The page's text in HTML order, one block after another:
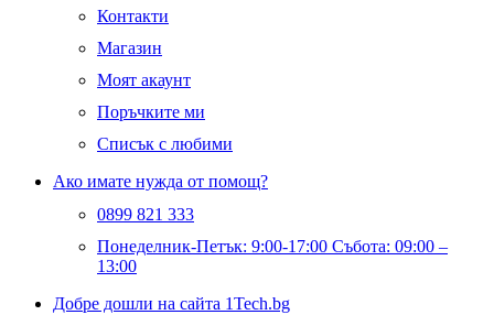
Контакти
Магазин
Моят акаунт
Поръчките ми
Списък с любими
Ако имате нужда от помощ?
0899 821 333
Понеделник-Петък: 9:00-17:00 Събота: 09:00 –
13:00
Добре дошли на сайта 1Tech.bg